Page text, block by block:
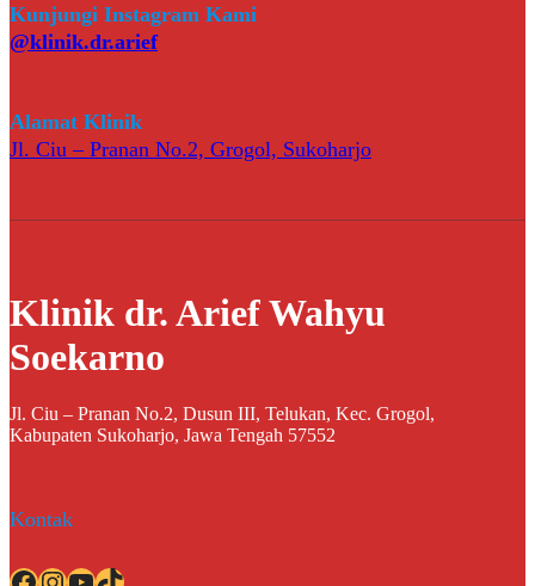
Kunjungi Instagram Kami
@klinik.dr.arief
Alamat Klinik
Jl. Ciu – Pranan No.2, Grogol, Sukoharjo
Klinik dr. Arief Wahyu
Soekarno
Jl. Ciu – Pranan No.2, Dusun III, Telukan, Kec. Grogol,
Kabupaten Sukoharjo, Jawa Tengah 57552
Kontak